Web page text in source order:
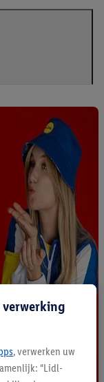
verwerking
, verwerken uw
“Lidl-